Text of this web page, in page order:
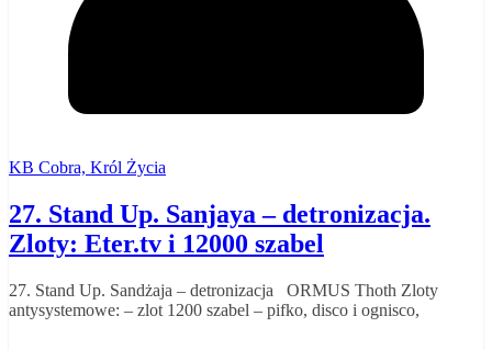
KB Cobra, Król Życia
27. Stand Up. Sanjaya – detronizacja.
Zloty: Eter.tv i 12000 szabel
27. Stand Up. Sandżaja – detronizacja ORMUS Thoth Zloty
antysystemowe: – zlot 1200 szabel – pifko, disco i ognisco,